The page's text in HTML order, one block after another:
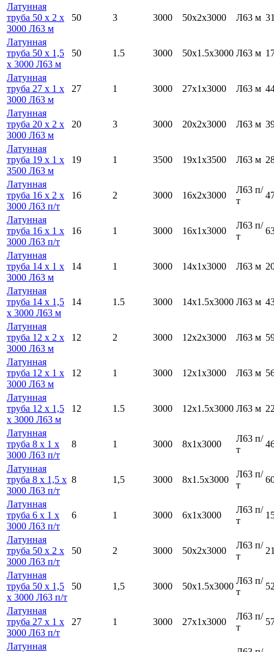
Латунная
труба 50 х 2 х
3000 Л63 м
50 3 3000 50х2х3000 Л63 м
Латунная
труба 50 х 1,5
х 3000 Л63 м
50 1.5 3000 50х1.5х3000 Л63 м
Латунная
труба 27 х 1 х
3000 Л63 м
27 1 3000 27х1х3000 Л63 м
Латунная
труба 20 х 2 х
3000 Л63 м
20 3 3000 20х2х3000 Л63 м
Латунная
труба 19 х 1 х
3500 Л63 м
19 1 3500 19х1х3500 Л63 м
Латунная
труба 16 х 2 х
3000 Л63 п/т
16 2 3000 16х2х3000
Л63 п/
т
Латунная
труба 16 х 1 х
3000 Л63 п/т
16 1 3000 16х1х3000
Л63 п/
т
Латунная
труба 14 х 1 х
3000 Л63 м
14 1 3000 14х1х3000 Л63 м
Латунная
труба 14 х 1,5
х 3000 Л63 м
14 1.5 3000 14х1.5х3000 Л63 м
Латунная
труба 12 х 2 х
3000 Л63 м
12 2 3000 12х2х3000 Л63 м
Латунная
труба 12 х 1 х
3000 Л63 м
12 1 3000 12х1х3000 Л63 м
Латунная
труба 12 х 1,5
х 3000 Л63 м
12 1.5 3000 12х1.5х3000 Л63 м
Латунная
труба 8 х 1 х
3000 Л63 п/т
8 1 3000 8х1х3000
Л63 п/
т
Латунная
труба 8 х 1,5 х
3000 Л63 п/т
8 1,5 3000 8х1.5х3000
Л63 п/
т
Латунная
труба 6 х 1 х
3000 Л63 п/т
6 1 3000 6х1х3000
Л63 п/
т
Латунная
труба 50 х 2 х
3000 Л63 п/т
50 2 3000 50х2х3000
Л63 п/
т
Латунная
труба 50 х 1,5
х 3000 Л63 п/т
50 1,5 3000 50х1.5х3000
Л63 п/
т
Латунная
труба 27 х 1 х
3000 Л63 п/т
27 1 3000 27х1х3000
Л63 п/
т
Латунная